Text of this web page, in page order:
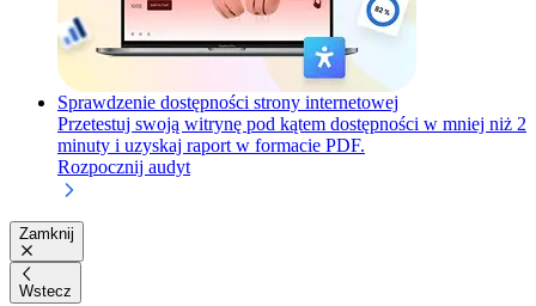
Sprawdzenie dostępności strony internetowej
Przetestuj swoją witrynę pod kątem dostępności w mniej niż 2
minuty i uzyskaj raport w formacie PDF.
Rozpocznij audyt
Zamknij
Wstecz